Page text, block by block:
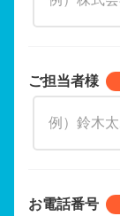
ご担当者様
お電話番号